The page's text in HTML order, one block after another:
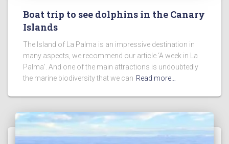
Boat trip to see dolphins in the Canary
Islands
The Island of La Palma is an impressive destination in
many aspects, we recommend our article ‘A week in La
Palma’. And one of the main attractions is undoubtedly
the marine biodiversity that we can Read more…